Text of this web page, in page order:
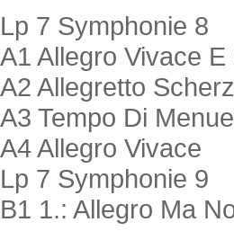
Lp 7 Symphonie 8
A1 Allegro Vivace E
A2 Allegretto
A3 Tempo Di
A4 Allegro Vivace
Lp 7 Symphonie 9
B1 1.: Allegro Ma